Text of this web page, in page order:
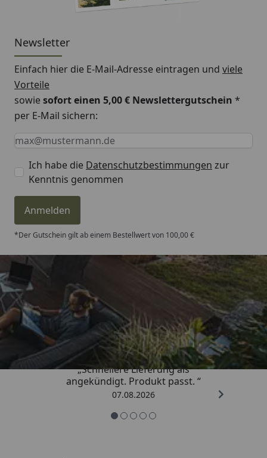
Newsletter
Einfach hier die E-Mail-Adresse eintragen und viele
Vorteile
sowiesofort einen 5,00 € Newslettergutschein *
per E-Mail sichern:
Keine Eingabe erforderlich
Eingabe erforderlich
E-Mail *
Ich habe die Datenschutzbestimmungen zur
Kenntnis genommen
Anmelden
*Der Gutschein gilt ab einem Bestellwert von 100,00 €
Trusted Shops
4,81/ 5
„Schnellere Lieferung als
angekündigt. Produkt passt. “
07.08.2026